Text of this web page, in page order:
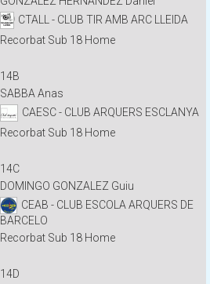
CTALL - CLUB TIR AMB ARC LLEIDA
Recorbat Sub 18 Home
14B
SABBA Anas
CAESC - CLUB ARQUERS ESCLANYA
Recorbat Sub 18 Home
14C
DOMINGO GONZALEZ Guiu
CEAB - CLUB ESCOLA ARQUERS DE
BARCELO
Recorbat Sub 18 Home
14D